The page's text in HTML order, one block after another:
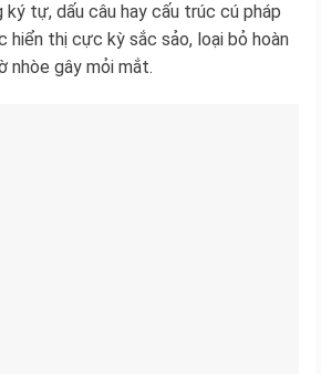
ký tự, dấu câu hay cấu trúc cú pháp
hiển thị cực kỳ sắc sảo, loại bỏ hoàn
nhòe gây mỏi mắt.